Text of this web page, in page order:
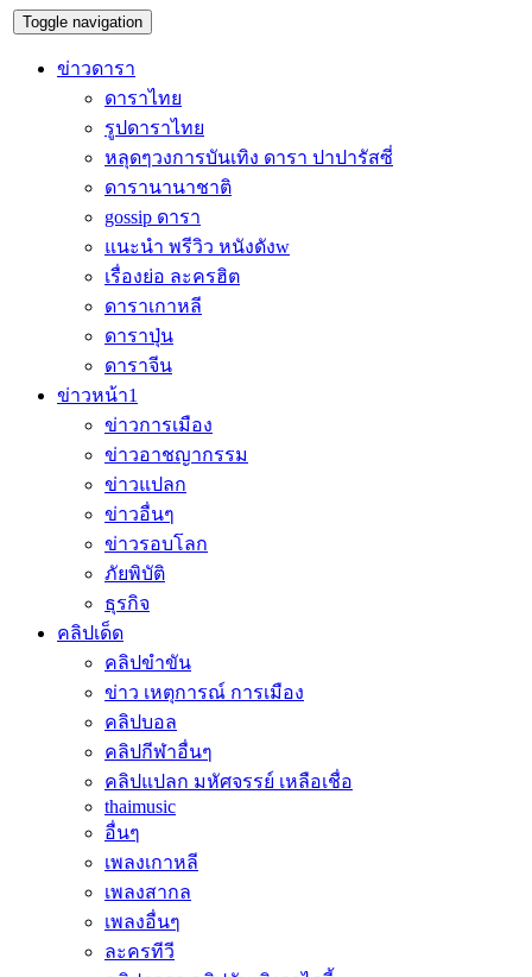
Toggle navigation
ข่าวดารา
ดาราไทย
รูปดาราไทย
หลุดๆวงการบันเทิง ดารา ปาปารัสซี่
ดารานานาชาติ
gossip ดารา
แนะนำ พรีวิว หนังดังw
เรื่องย่อ ละครฮิต
ดาราเกาหลี
ดาราปุ่น
ดาราจีน
ข่าวหน้า1
ข่าวการเมือง
ข่าวอาชญากรรม
ข่าวแปลก
ข่าวอื่นๆ
ข่าวรอบโลก
ภัยพิบัติ
ธุรกิจ
คลิปเด็ด
คลิปขำขัน
ข่าว เหตุการณ์ การเมือง
คลิปบอล
คลิปกีฬาอื่นๆ
คลิปแปลก มหัศจรรย์ เหลือเชื่อ
thaimusic
อื่นๆ
เพลงเกาหลี
เพลงสากล
เพลงอื่นๆ
ละครทีวี